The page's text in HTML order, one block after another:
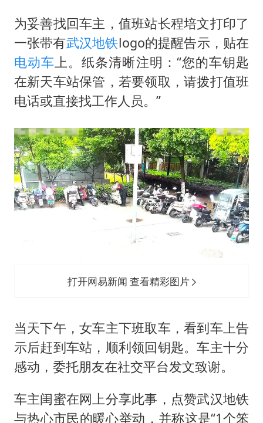
为妥善找回车主，值班站长程培文打印了
一张带有武汉地铁logo的提醒告示，贴在
电动车上。纸条清晰注明：“您的车钥匙
在新天车站保管，若要领取，请拨打值班
电话或直接找工作人员。”
打开网易新闻 查看精彩图片
当天下午，女车主下班取车，看到车上告
示后赶到车站，顺利领回钥匙。车主十分
感动，委托朋友在社交平台发文致谢。
车主闺蜜在网上分享此事，点赞武汉地铁
与热心市民的暖心举动，并称这是“1个笨